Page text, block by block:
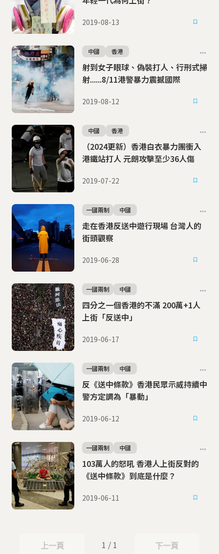
2019-08-13
射到女子眼球、偽裝打人、行刑式掃
射......8/11港警暴力震撼國際
中國 香港
2019-08-12
（2024更新）香港白衣暴力團衝入
港鐵站打人 元朗攻擊至少36人傷
中國 香港
2019-07-22
走在香港反送中遊行現場 台灣人的
街頭觀察
一國兩制 中國
2019-06-28
四分之一個香港的不滿 200萬+1人
上街「反送中」
一國兩制 中國
2019-06-17
反《送中條款》香港民眾示威持續中
警方定調為「暴動」
一國兩制 中國
2019-06-12
103萬人的怒吼 香港人上街反對的
《送中條款》到底是什麼？
一國兩制 中國
2019-06-11
上一頁
上一頁 1 / 1 下一頁
下一頁